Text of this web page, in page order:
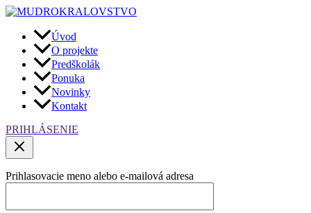
Preskočiť
obsah
Úvod
O projekte
Predškolák
Ponuka
Novinky
Kontakt
PRIHLÁSENIE
Prihlasovacie meno alebo e-mailová adresa